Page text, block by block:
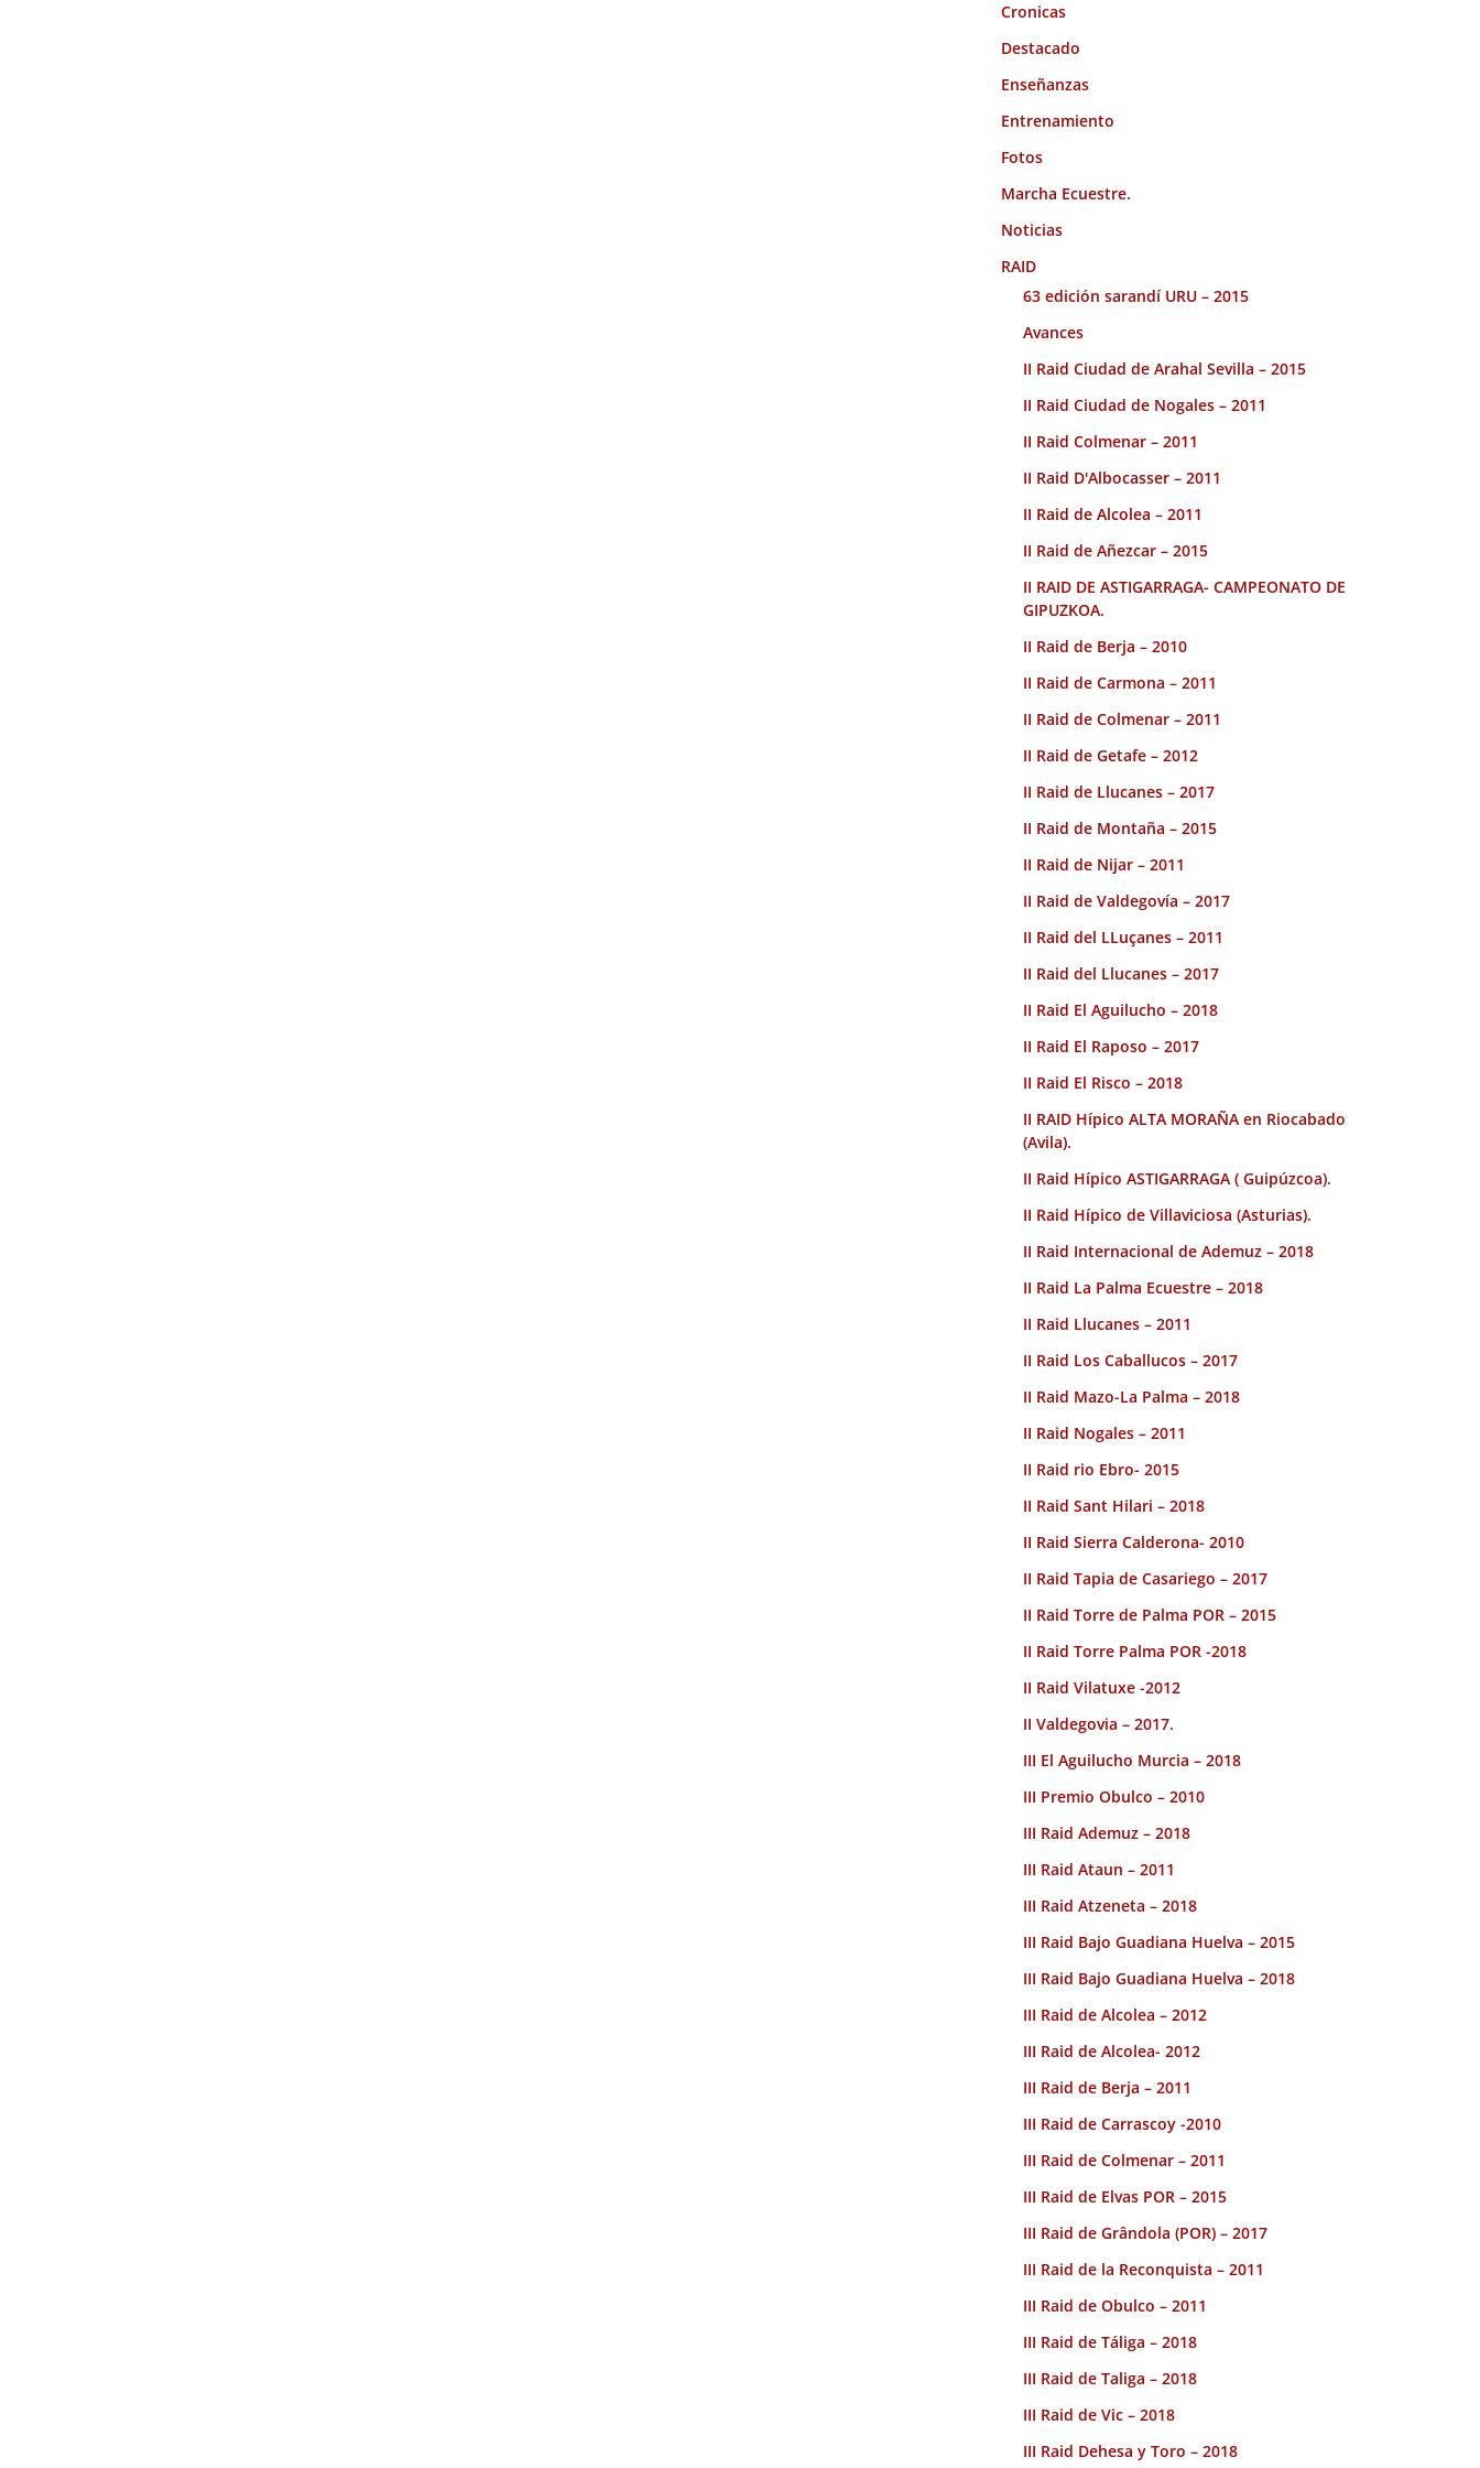
Cronicas
Destacado
Enseñanzas
Entrenamiento
Fotos
Marcha Ecuestre.
Noticias
RAID
63 edición sarandí URU – 2015
Avances
II Raid Ciudad de Arahal Sevilla – 2015
II Raid Ciudad de Nogales – 2011
II Raid Colmenar – 2011
II Raid D'Albocasser – 2011
II Raid de Alcolea – 2011
II Raid de Añezcar – 2015
II RAID DE ASTIGARRAGA- CAMPEONATO DE
GIPUZKOA.
II Raid de Berja – 2010
II Raid de Carmona – 2011
II Raid de Colmenar – 2011
II Raid de Getafe – 2012
II Raid de Llucanes – 2017
II Raid de Montaña – 2015
II Raid de Nijar – 2011
II Raid de Valdegovía – 2017
II Raid del LLuçanes – 2011
II Raid del Llucanes – 2017
II Raid El Aguilucho – 2018
II Raid El Raposo – 2017
II Raid El Risco – 2018
II RAID Hípico ALTA MORAÑA en Riocabado
(Avila).
II Raid Hípico ASTIGARRAGA ( Guipúzcoa).
II Raid Hípico de Villaviciosa (Asturias).
II Raid Internacional de Ademuz – 2018
II Raid La Palma Ecuestre – 2018
II Raid Llucanes – 2011
II Raid Los Caballucos – 2017
II Raid Mazo-La Palma – 2018
II Raid Nogales – 2011
II Raid rio Ebro- 2015
II Raid Sant Hilari – 2018
II Raid Sierra Calderona- 2010
II Raid Tapia de Casariego – 2017
II Raid Torre de Palma POR – 2015
II Raid Torre Palma POR -2018
II Raid Vilatuxe -2012
II Valdegovia – 2017.
III El Aguilucho Murcia – 2018
III Premio Obulco – 2010
III Raid Ademuz – 2018
III Raid Ataun – 2011
III Raid Atzeneta – 2018
III Raid Bajo Guadiana Huelva – 2015
III Raid Bajo Guadiana Huelva – 2018
III Raid de Alcolea – 2012
III Raid de Alcolea- 2012
III Raid de Berja – 2011
III Raid de Carrascoy -2010
III Raid de Colmenar – 2011
III Raid de Elvas POR – 2015
III Raid de Grândola (POR) – 2017
III Raid de la Reconquista – 2011
III Raid de Obulco – 2011
III Raid de Táliga – 2018
III Raid de Taliga – 2018
III Raid de Vic – 2018
III Raid Dehesa y Toro – 2018